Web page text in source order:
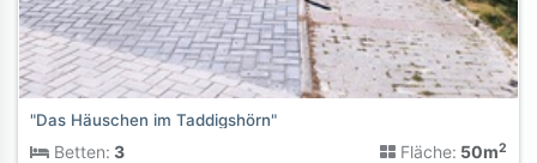
"Das Häuschen im Taddigshörn"
Betten: 3 Fläche: 50m2